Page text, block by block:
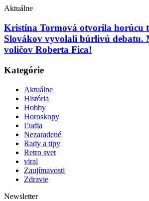
Aktuálne
Kristína Tormová otvorila horúcu
Slovákov vyvolali búrlivú debatu.
voličov Roberta Fica!
Kategórie
Aktuálne
História
Hobby
Horoskopy
Ľudia
Nezaradené
Rady a tipy
Retro svet
viral
Zaujímavosti
Zdravie
Newsletter